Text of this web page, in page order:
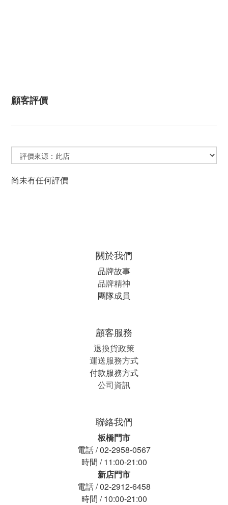
顧客評價
尚未有任何評價
關於我們
品牌故事
品牌精神
團隊成員
顧客服務
退換貨政策
運送服務方式
付款服務方式
公司資訊
聯絡我們
板橋門市
電話 / 02-2958-0567
時間 / 11:00-21:00
新店門市
電話 / 02-2912-6458
時間 / 10:00-21:00